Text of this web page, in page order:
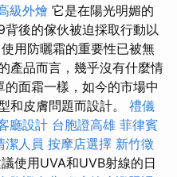
級外燴 它是在陽光明媚的
後的傢伙被迫採取行動以
用防曬霜的重要性已被無
產品而言，幾乎沒有什麼情
的面霜一樣，如今的市場中
和皮膚問題而設計。 禮儀
廳設計 台胞證高雄 菲律賓
潔人員 按摩店選擇 新竹徵
使用UVA和UVB射線的日